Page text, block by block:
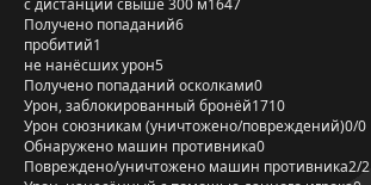
с дистанции свыше 300 м1647
Получено попаданий6
пробитий1
не нанёсших урон5
Получено попаданий осколками0
Урон, заблокированный бронёй1710
Урон союзникам (уничтожено/повреждений)0/0
Обнаружено машин противника0
Повреждено/уничтожено машин противника2/2